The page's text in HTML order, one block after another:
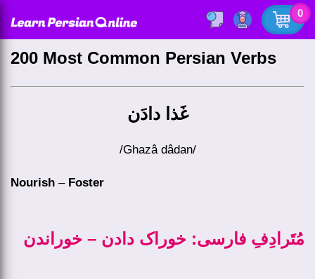
0
200 Most Common Persian Verbs
غَذا دادَن
/ghazâ dâdan/
Nourish – Foster
مُتَرادِفِ فارسی: خوراک دادن – خوراندن